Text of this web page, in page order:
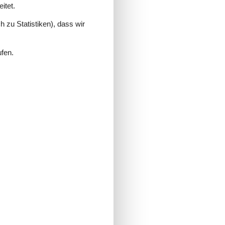
zu Statistiken), dass wir